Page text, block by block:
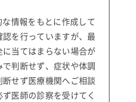
情報をもとに作成して
を行っていますが、最
当てはまらない場合が
判断せず、症状や体調
せず医療機関へご相談
医師の診察を受けてく